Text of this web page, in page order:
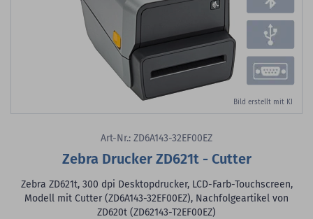
Bild erstellt mit KI
Art-Nr.: ZD6A143-32EF00EZ
Zebra Drucker ZD621t - Cutter
Zebra ZD621t, 300 dpi Desktopdrucker, LCD-Farb-Touchscreen,
Modell mit Cutter (ZD6A143-32EF00EZ), Nachfolgeartikel von
ZD620t (ZD62143-T2EF00EZ)